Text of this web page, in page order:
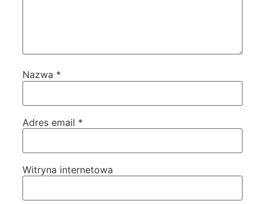
Nazwa *
Adres email *
Witryna internetowa